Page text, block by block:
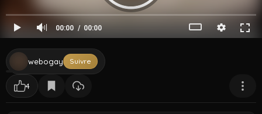
00:00 00:00
webogay Suivre
4